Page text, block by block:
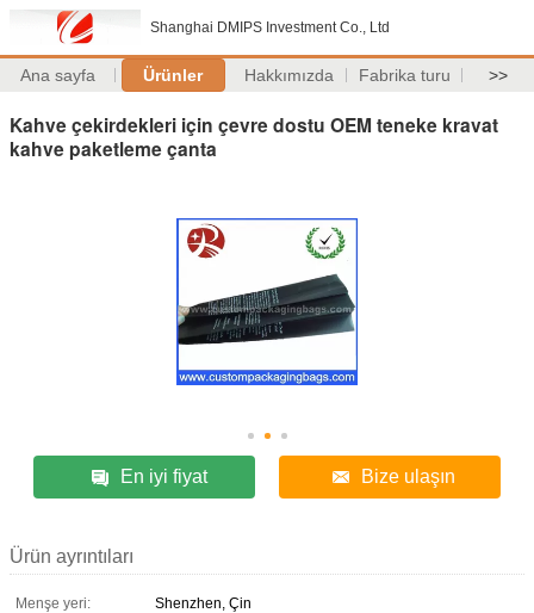
Shanghai DMIPS Investment Co., Ltd
Ana sayfa Ürünler Hakkımızda Fabrika turu >>
Kahve çekirdekleri için çevre dostu OEM teneke kravat
kahve paketleme çanta
En iyi fiyat Bize ulaşın
Ürün ayrıntıları
Menşe yeri:
Shenzhen, Çin